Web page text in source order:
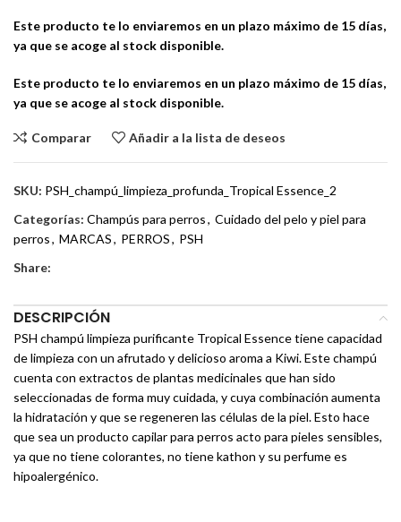
Este producto te lo enviaremos en un plazo máximo de 15 días,
ya que se acoge al stock disponible.
Este producto te lo enviaremos en un plazo máximo de 15 días,
ya que se acoge al stock disponible.
Comparar Añadir a la lista de deseos
SKU: PSH_champú_limpieza_profunda_Tropical Essence_2
Categorías: Champús para perros, Cuidado del pelo y piel para
perros, MARCAS, PERROS, PSH
Share:
DESCRIPCIÓN
PSH champú limpieza purificante Tropical Essence tiene capacidad
de limpieza con un afrutado y delicioso aroma a Kiwi. Este champú
cuenta con extractos de plantas medicinales que han sido
seleccionadas de forma muy cuidada, y cuya combinación aumenta
la hidratación y que se regeneren las células de la piel. Esto hace
que sea un producto capilar para perros acto para pieles sensibles,
ya que no tiene colorantes, no tiene kathon y su perfume es
hipoalergénico.